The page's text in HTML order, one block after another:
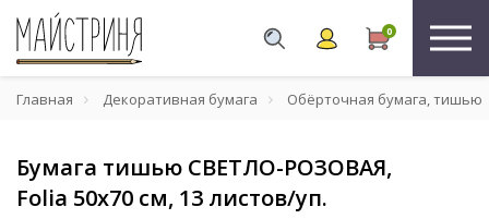
0
Главная Декоративная бумага Обёрточная бумага, тишью
Бумага тишью СВЕТЛО-РОЗОВАЯ,
Folia 50х70 см, 13 листов/уп.